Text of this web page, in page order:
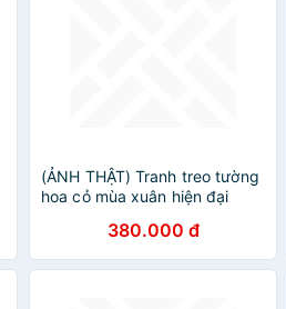
(ẢNH THẬT) Tranh treo tường
hoa cỏ mùa xuân hiện đại
380.000 đ